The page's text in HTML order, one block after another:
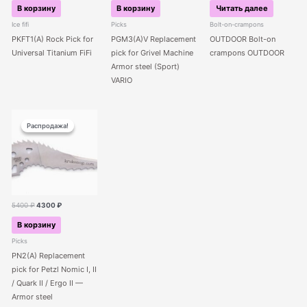
4600 ₽.
В корзину
Ice fifi
PKFT1(A) Rock Pick for
Universal Titanium FiFi
7600 ₽.
В корзину
Picks
PGM3(A)V Replacement
pick for Grivel Machine
Armor steel (Sport)
VARIO
Читать далее
Bolt-on-crampons
OUTDOOR Bolt-on
crampons OUTDOOR
Распродажа!
Распродажа!
5400₽Первоначальная
5400 ₽.
4300₽Текущая
В корзину
Picks
PN2(A) Replacement
pick for Petzl Nomic I, II
/ Quark II / Ergo II —
Armor steel